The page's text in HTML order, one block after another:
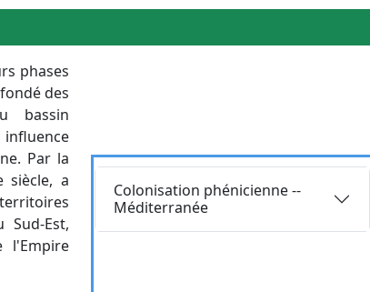
phases
des
bassin
Par la
siècle, a
Est,
l'Empire
Body
Colonisation phénicienne --
Méditerranée